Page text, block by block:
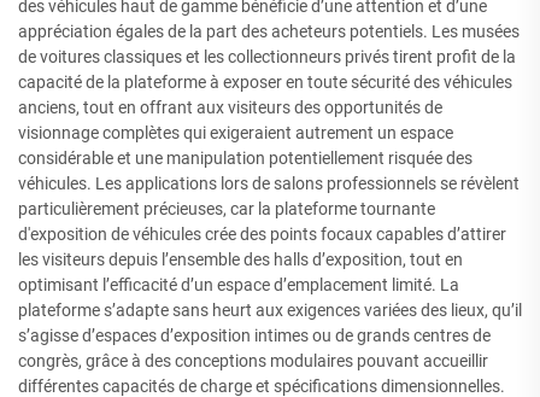
des véhicules haut de gamme bénéficie d’une attention et d’une
appréciation égales de la part des acheteurs potentiels. Les musées
de voitures classiques et les collectionneurs privés tirent profit de la
capacité de la plateforme à exposer en toute sécurité des véhicules
anciens, tout en offrant aux visiteurs des opportunités de
visionnage complètes qui exigeraient autrement un espace
considérable et une manipulation potentiellement risquée des
véhicules. Les applications lors de salons professionnels se révèlent
particulièrement précieuses, car la plateforme tournante
d'exposition de véhicules crée des points focaux capables d’attirer
les visiteurs depuis l’ensemble des halls d’exposition, tout en
optimisant l’efficacité d’un espace d’emplacement limité. La
plateforme s’adapte sans heurt aux exigences variées des lieux, qu’il
s’agisse d’espaces d’exposition intimes ou de grands centres de
congrès, grâce à des conceptions modulaires pouvant accueillir
différentes capacités de charge et spécifications dimensionnelles.